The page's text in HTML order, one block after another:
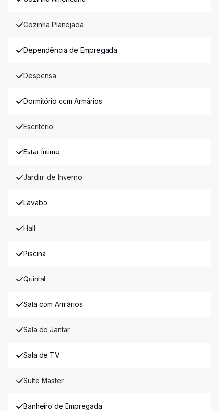
Cozinha Planejada
Dependência de Empregada
Despensa
Dormitório com Armários
Escritório
Estar Íntimo
Jardim de Inverno
Lavabo
Hall
Piscina
Quintal
Sala com Armários
Sala de Jantar
Sala de TV
Suíte Master
Banheiro de Empregada